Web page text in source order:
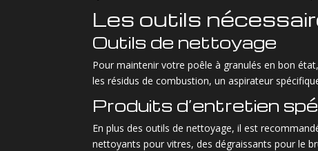
Les outils
Outils de nettoyage
Pour maintenir votre poêle à granulés en bon
les résidus de combustion, un aspirateur
Produits d’entretien
En plus des outils de nettoyage, il est
nettoyants pour vitres, des dégraissants pour le